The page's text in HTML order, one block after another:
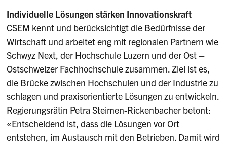
Individuelle Lösungen stärken Innovationskraft
CSEM kennt und berücksichtigt die Bedürfnisse der
Wirtschaft und arbeitet eng mit regionalen Partnern wie
Schwyz Next, der Hochschule Luzern und der Ost –
Ostschweizer Fachhochschule zusammen. Ziel ist es,
die Brücke zwischen Hochschulen und der Industrie zu
schlagen und praxisorientierte Lösungen zu entwickeln.
Regierungsrätin Petra Steimen-Rickenbacher betont:
«Entscheidend ist, dass die Lösungen vor Ort
entstehen, im Austausch mit den Betrieben. Damit wird